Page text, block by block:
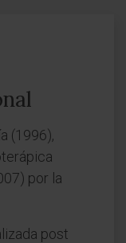
(1996),
por la
post